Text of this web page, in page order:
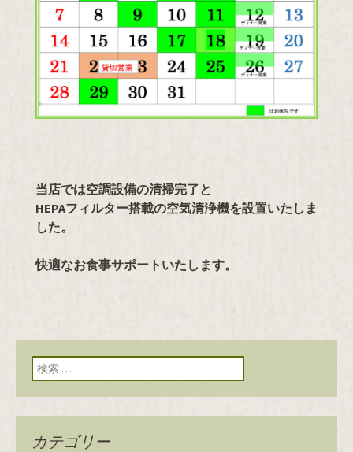
当店では空調設備の清掃完了と
HEPAフィルター搭載の空気清浄機を設置いたしま
した。
快適なお食事サポートいたします。
検索:
カテゴリー